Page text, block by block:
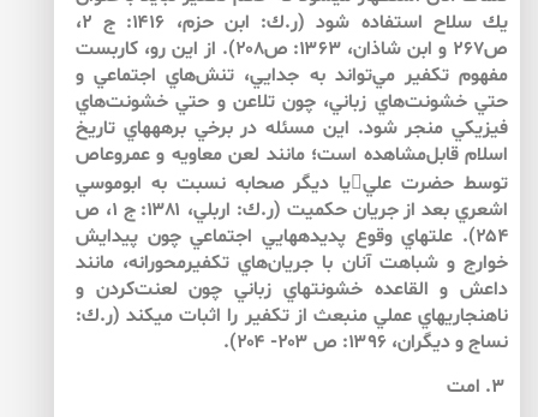
يك سلاح استفاده شود (ر.ك: ابن حزم، ۱۴۱۶: ج ۲،
ص۲۶۷ و ابن شاذان، ۱۳۶۳: ص۲۰۸). از اين رو، كاربست
مفهوم تكفير مي‌تواند به جدايي، تنش‌هاي اجتماعي و
حتي خشونت‌هاي زباني، چون تلاعن و حتي خشونت‌هاي
فيزيكي منجر شود. اين مسئله در برخي برهه­هاي تاريخ
اسلام قابل‌مشاهده است؛ مانند لعن معاويه و عمروعاص
توسط حضرت علييا ديگر صحابه نسبت به ابوموسي
اشعري بعد از جريان حكميت (ر.ك: اربلي، ۱۳۸۱: ج ۱، ص
۲۵۴). علت­هاي وقوع پديده­هايي اجتماعي چون پيدايش
خوارج و شباهت آنان با جريان‌هاي تكفيرمحورانه، مانند
داعش و القاعده خشونت­هاي زباني چون لعنت‌كردن و
ناهنجاري­هاي عملي منبعث از تكفير را اثبات مي­كند (ر.ك:
نساج و ديگران، ۱۳۹۶: ص ۲۰۳- ۲۰۴).
۳. امت